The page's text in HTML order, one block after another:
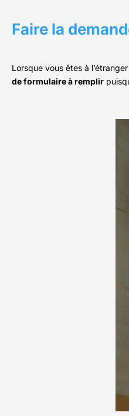
Faire la
Lorsque vous êtes à
de formulaire à remplir